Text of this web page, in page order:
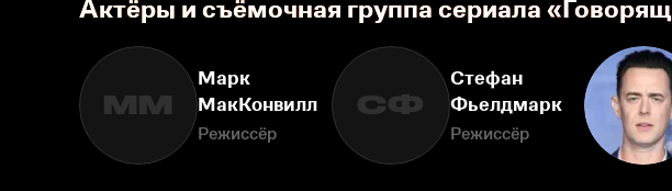
Актёры и съёмочная группа сериала
ММ
Марк
МакКонвилл
Режиссёр
СФ
Стефан
Фьелдмарк
Режиссёр